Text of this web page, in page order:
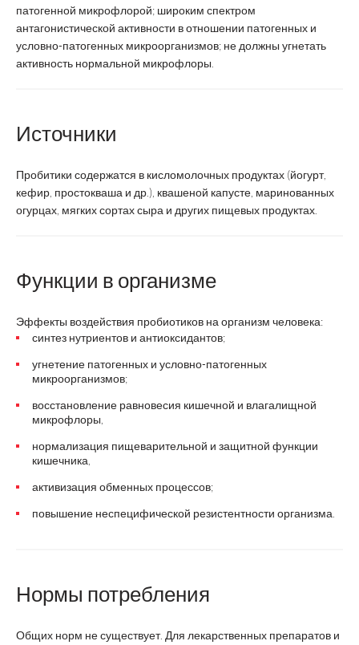
патогенной микрофлорой; широким спектром
антагонистической активности в отношении патогенных и
условно-патогенных микроорганизмов; не должны угнетать
активность нормальной микрофлоры.
Источники
Пробитики содержатся в кисломолочных продуктах (йогурт,
кефир, простокваша и др.), квашеной капусте, маринованных
огурцах, мягких сортах сыра и других пищевых продуктах.
Функции в организме
Эффекты воздействия пробиотиков на организм человека:
синтез нутриентов и антиоксидантов;
угнетение патогенных и условно-патогенных
микроорганизмов;
восстановление равновесия кишечной и влагалищной
микрофлоры,
нормализация пищеварительной и защитной функции
кишечника,
активизация обменных процессов;
повышение неспецифической резистентности организма.
Нормы потребления
Общих норм не существует. Для лекарственных препаратов и